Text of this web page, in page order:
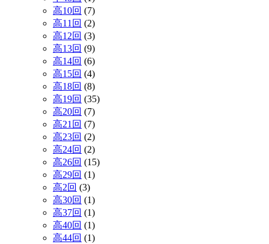
高10回 (7)
高11回 (2)
高12回 (3)
高13回 (9)
高14回 (6)
高15回 (4)
高18回 (8)
高19回 (35)
高20回 (7)
高21回 (7)
高23回 (2)
高24回 (2)
高26回 (15)
高29回 (1)
高2回 (3)
高30回 (1)
高37回 (1)
高40回 (1)
高44回 (1)